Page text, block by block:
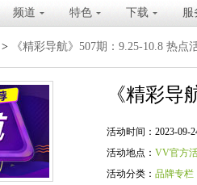
频道 特色 下载 服
> 《精彩导航》507期：9.25-10.8 热点
《精彩导
活动时间：2023-09-
活动地点： VV官方
活动分类： 品牌专栏